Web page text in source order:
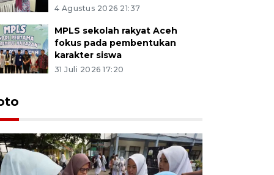
4 Agustus 2026 21:37
MPLS sekolah rakyat Aceh
fokus pada pembentukan
karakter siswa
31 Juli 2026 17:20